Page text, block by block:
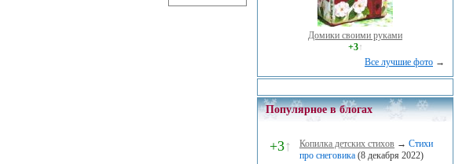
Домики своими руками
+3↑
Все лучшие фото →
Популярное в блогах
+3↑ Копилка детских стихов → Стихи
про снеговика (8 декабря 2022)